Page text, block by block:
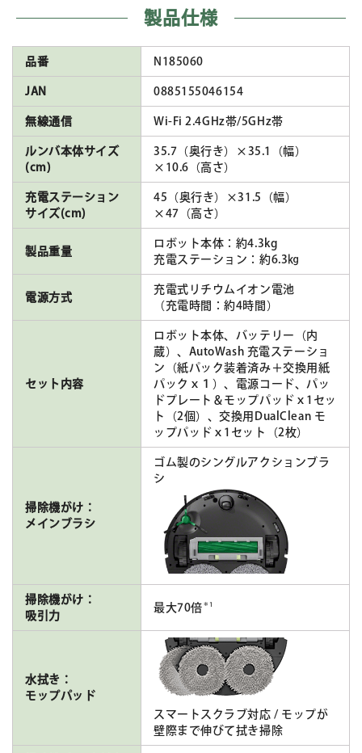
製品仕様
品番 N185060
JAN 0885155046154
無線通信 Wi-Fi 2.4GHz帯/5GHz帯
ルンバ本体サイズ
(cm)
35.7（奥行き）×35.1（幅）
×10.6（高さ）
充電ステーション
サイズ(cm)
45（奥行き）×31.5（幅）
×47（高さ）
製品重量
ロボット本体：約4.3kg
充電ステーション：約6.3㎏
電源方式
充電式リチウムイオン電池
（充電時間：約4時間）
セット内容
ロボット本体、バッテリー（内
蔵）、AutoWash 充電ステーショ
ン（紙パック装着済み＋交換用紙
パックｘ１）、電源コード、パッ
ドプレート＆モップパッドｘ1セッ
ト（2個）、交換用DualClean モ
ップパッドｘ1セット（2枚）
掃除機がけ：
メインブラシ
ゴム製のシングルアクションブラ
シ
掃除機がけ：
吸引力
最大70倍 ＊1
水拭き：
モップパッド
スマートスクラブ対応 / モップが
壁際まで伸びて拭き掃除